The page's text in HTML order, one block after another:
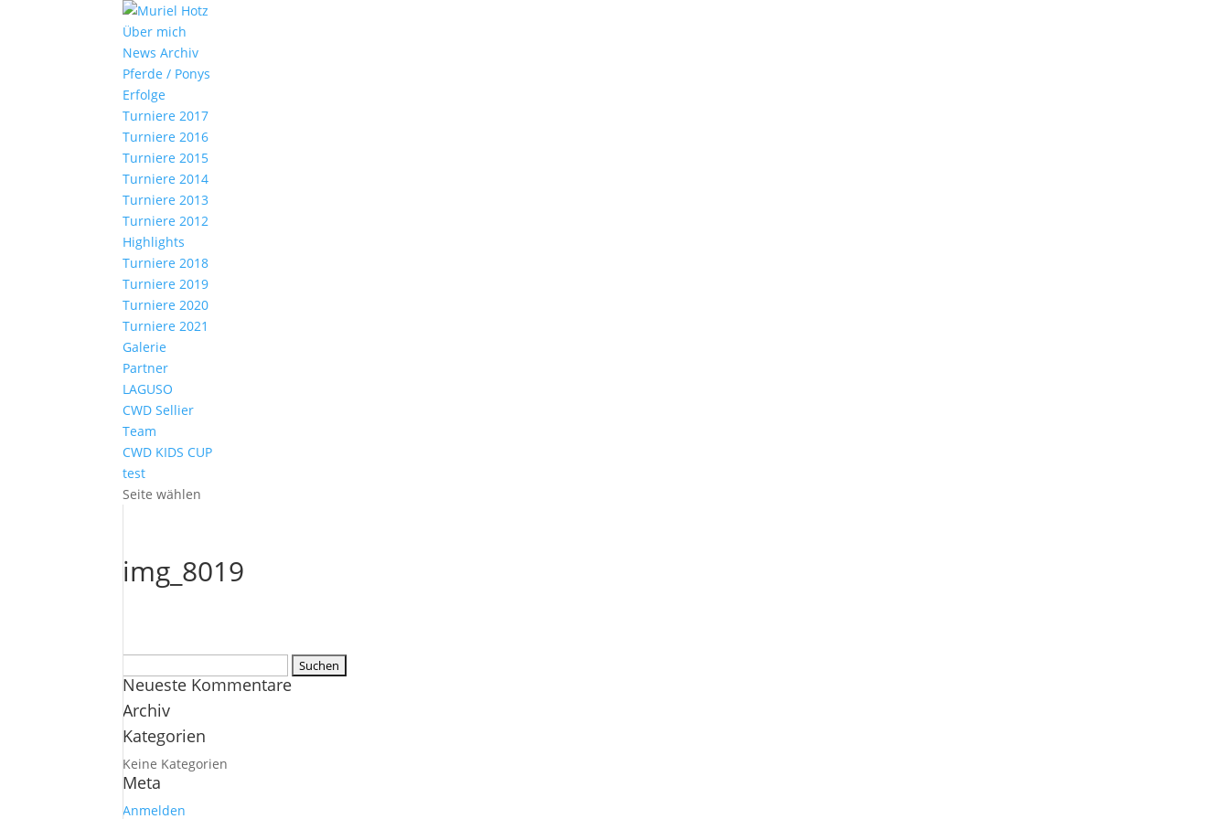
Über mich
News Archiv
Pferde / Ponys
Erfolge
Turniere 2017
Turniere 2016
Turniere 2015
Turniere 2014
Turniere 2013
Turniere 2012
Highlights
Turniere 2018
Turniere 2019
Turniere 2020
Turniere 2021
Galerie
Partner
LAGUSO
CWD Sellier
Team
CWD KIDS CUP
test
Seite wählen
img_8019
nach:
Neueste Kommentare
Archiv
Kategorien
Keine Kategorien
Meta
Anmelden